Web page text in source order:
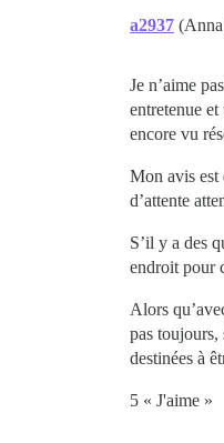
a2937
Je n’aime
entretenue
encore vu
Mon avis est
d’attente
S’il y a des
endroit pour
Alors
pas
destinées à
5 « J'aime »